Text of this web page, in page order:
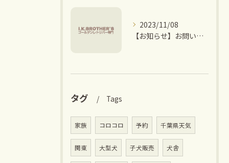
2023/11/08
【お知らせ】お問い合わせに関して。
タグ Tags
家族 コロコロ 予約 千葉県天気
関東 大型犬 子犬販売 犬舎